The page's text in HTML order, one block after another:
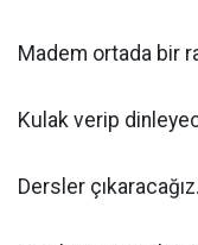
Madem ortada bir
Kulak verip
Dersler çıkaracağız.